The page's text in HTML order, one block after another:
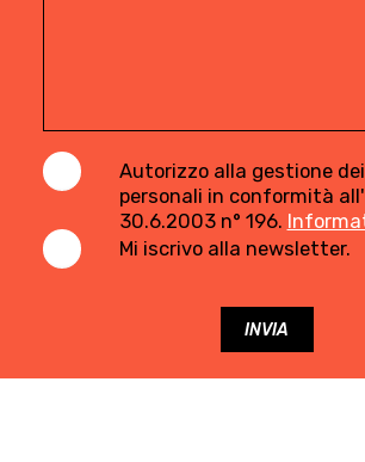
Autorizzo alla gestione
personali in conformità
30.6.2003 n° 196.
Mi iscrivo alla newsletter.